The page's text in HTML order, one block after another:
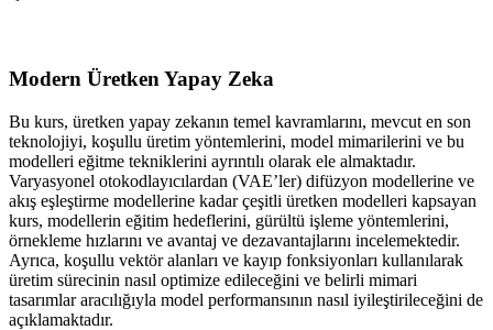
Modern Üretken Yapay Zeka
Bu kurs, üretken yapay zekanın temel kavramlarını, mevcut en son
teknolojiyi, koşullu üretim yöntemlerini, model mimarilerini ve bu
modelleri eğitme tekniklerini ayrıntılı olarak ele almaktadır.
Varyasyonel otokodlayıcılardan (VAE’ler) difüzyon modellerine ve
akış eşleştirme modellerine kadar çeşitli üretken modelleri kapsayan
kurs, modellerin eğitim hedeflerini, gürültü işleme yöntemlerini,
örnekleme hızlarını ve avantaj ve dezavantajlarını incelemektedir.
Ayrıca, koşullu vektör alanları ve kayıp fonksiyonları kullanılarak
üretim sürecinin nasıl optimize edileceğini ve belirli mimari
tasarımlar aracılığıyla model performansının nasıl iyileştirileceğini de
açıklamaktadır.